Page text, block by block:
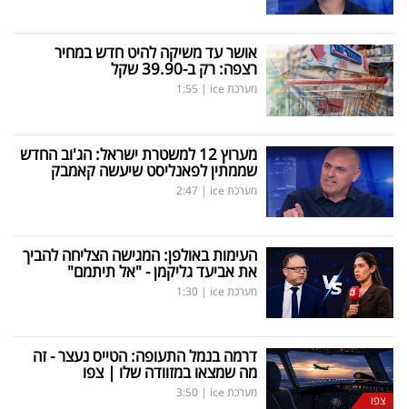
אושר עד משיקה להיט חדש במחיר
רצפה: רק ב-39.90 שקל
מערכת ice |
1:55
מערוץ 12 למשטרת ישראל: הג'וב החדש
שממתין לפאנליסט שיעשה קאמבק
מערכת ice |
2:47
העימות באולפן: המגישה הצליחה להביך
את אביעד גליקמן - "אל תיתמם"
מערכת ice |
1:30
צפו
דרמה בנמל התעופה: הטייס נעצר - זה
מה שמצאו במזוודה שלו | צפו
מערכת ice |
3:50